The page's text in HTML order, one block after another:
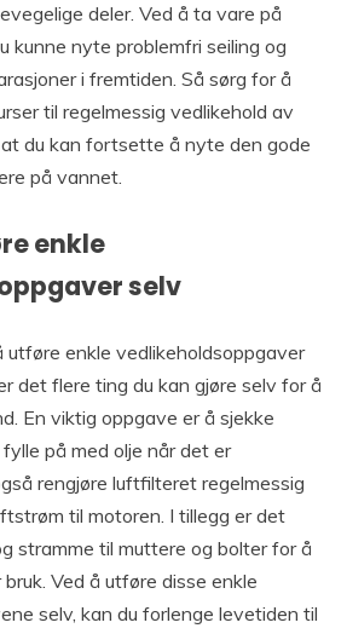
deler. Ved å ta vare på
kunne nyte problemfri seiling og
i fremtiden. Så sørg for å
til regelmessig vedlikehold av
du kan fortsette å nyte den gode
på vannet.
enkle
selv
utføre enkle vedlikeholdsoppgaver
det flere ting du kan gjøre selv for å
En viktig oppgave er å sjekke
på med olje når det er
rengjøre luftfilteret regelmessig
til motoren. I tillegg er det
stramme til muttere og bolter for å
Ved å utføre disse enkle
selv, kan du forlenge levetiden til